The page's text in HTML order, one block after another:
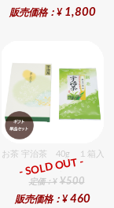
販売価格：¥ 1,800
フェイスタオル 54個入セ
お茶 宇治茶 40g １箱入セ
ギフト
定価：¥ ¥500
販売価格：¥ 460
- SOLD OUT -